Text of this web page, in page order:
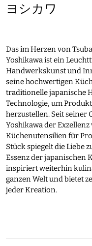
ヨシカワ
Das im Herzen von
Yoshikawa ist ein
Handwerkskunst und
seine hochwertigen
traditionelle japanische
Technologie, um
herzustellen. Seit seiner
Yoshikawa der
Küchenutensilien für
Stück spiegelt die Liebe
Essenz der japanischen
inspiriert weiterhin
ganzen Welt und bietet
jeder Kreation.